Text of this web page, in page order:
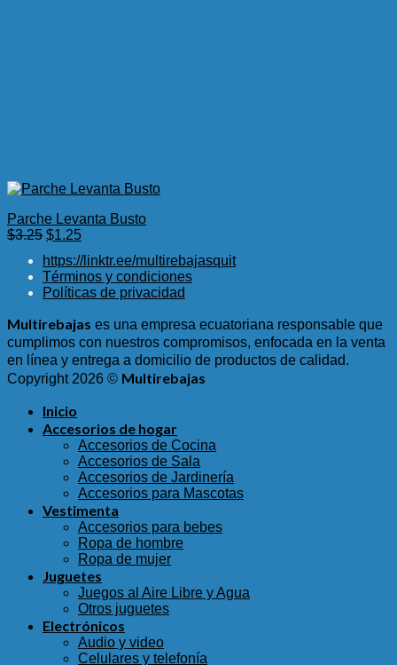
Parche Levanta Busto
$3.25 El
original
era:
$3.25.
$1.25El
actual
es:
$1.25.
https://linktr.ee/multirebajasquit
Términos y condiciones
Políticas de privacidad
Multirebajas es una empresa ecuatoriana responsable que
cumplimos con nuestros compromisos, enfocada en la venta
en línea y entrega a domicilio de productos de calidad.
Copyright 2026 © Multirebajas
Inicio
Accesorios de hogar
Accesorios de Cocina
Accesorios de Sala
Accesorios de Jardinería
Accesorios para Mascotas
Vestimenta
Accesorios para bebes
Ropa de hombre
Ropa de mujer
Juguetes
Juegos al Aire Libre y Agua
Otros juguetes
Electrónicos
Audio y video
Celulares y telefonía